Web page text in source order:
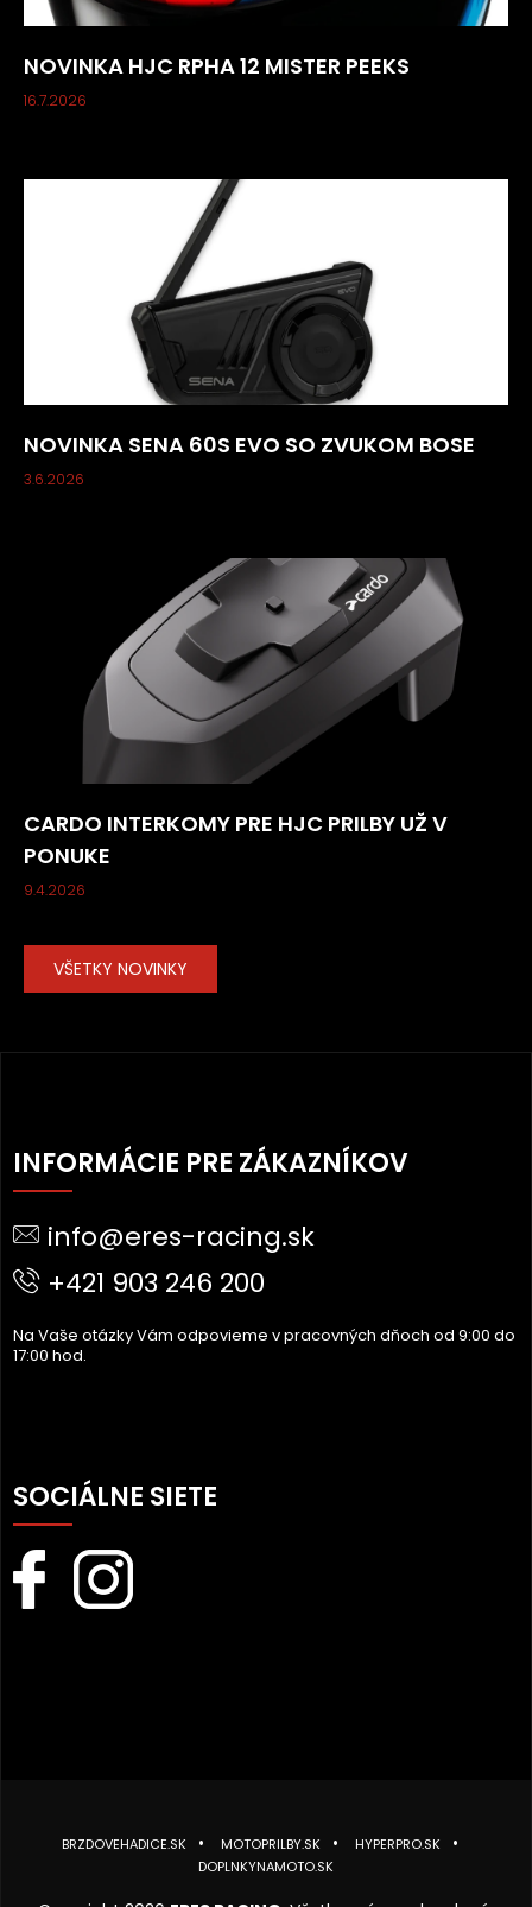
NOVINKA HJC RPHA 12 MISTER PEEKS
16.7.2026
NOVINKA SENA 60S EVO SO ZVUKOM BOSE
3.6.2026
CARDO INTERKOMY PRE HJC PRILBY UŽ V
PONUKE
9.4.2026
VŠETKY NOVINKY
Á
P
T
INFORMÁCIE PRE ZÁKAZNÍKOV
info@eres-racing.sk
+421 903 246 200
Na Vaše otázky Vám odpovieme v pracovných dňoch od 9:00 do
17:00 hod.
SOCIÁLNE SIETE
BRZDOVEHADICE.SK MOTOPRILBY.SK
HYPERPRO.SK
DOPLNKYNAMOTO.SK